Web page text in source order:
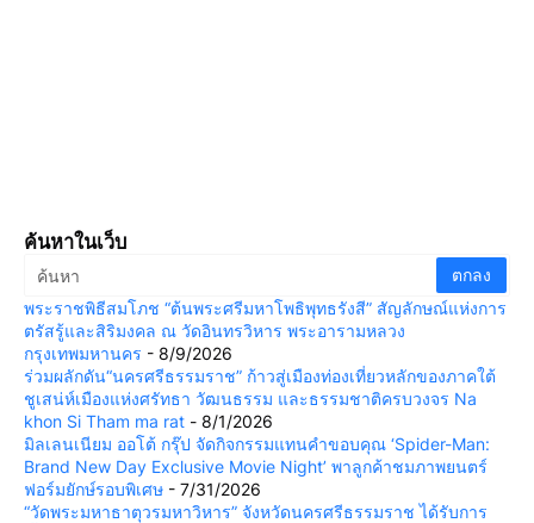
ค้นหาในเว็บ
พระราชพิธีสมโภช “ต้นพระศรีมหาโพธิพุทธรังสี” สัญลักษณ์แห่งการ
ตรัสรู้และสิริมงคล ณ วัดอินทรวิหาร พระอารามหลวง
กรุงเทพมหานคร - 8/9/2026
ร่วมผลักดัน“นครศรีธรรมราช” ก้าวสู่เมืองท่องเที่ยวหลักของภาคใต้
ชูเสน่ห์เมืองแห่งศรัทธา วัฒนธรรม และธรรมชาติครบวงจร Na
khon Si Tham ma rat - 8/1/2026
มิลเลนเนียม ออโต้ กรุ๊ป จัดกิจกรรมแทนคำขอบคุณ ‘Spider-Man:
Brand New Day Exclusive Movie Night’ พาลูกค้าชมภาพยนตร์
ฟอร์มยักษ์รอบพิเศษ - 7/31/2026
“วัดพระมหาธาตุวรมหาวิหาร” จังหวัดนครศรีธรรมราช ได้รับการ